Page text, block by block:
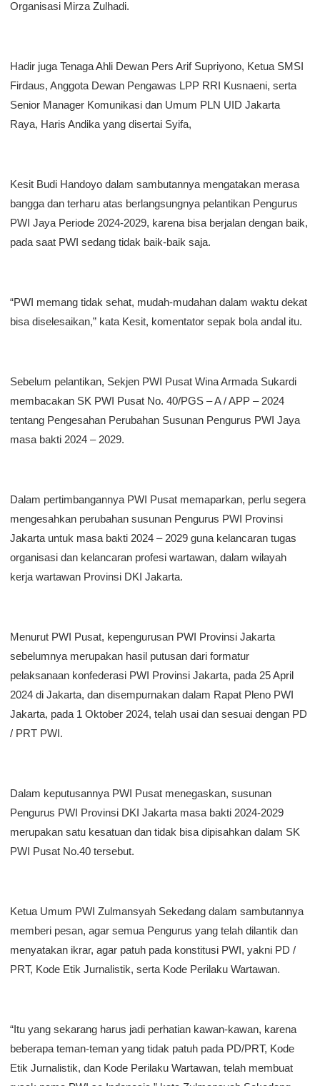
Organisasi Mirza Zulhadi.
Hadir juga Tenaga Ahli Dewan Pers Arif Supriyono, Ketua SMSI
Firdaus, Anggota Dewan Pengawas LPP RRI Kusnaeni, serta
Senior Manager Komunikasi dan Umum PLN UID Jakarta
Raya, Haris Andika yang disertai Syifa,
Kesit Budi Handoyo dalam sambutannya mengatakan merasa
bangga dan terharu atas berlangsungnya pelantikan Pengurus
PWI Jaya Periode 2024-2029, karena bisa berjalan dengan baik,
pada saat PWI sedang tidak baik-baik saja.
“PWI memang tidak sehat, mudah-mudahan dalam waktu dekat
bisa diselesaikan,” kata Kesit, komentator sepak bola andal itu.
Sebelum pelantikan, Sekjen PWI Pusat Wina Armada Sukardi
membacakan SK PWI Pusat No. 40/PGS – A / APP – 2024
tentang Pengesahan Perubahan Susunan Pengurus PWI Jaya
masa bakti 2024 – 2029.
Dalam pertimbangannya PWI Pusat memaparkan, perlu segera
mengesahkan perubahan susunan Pengurus PWI Provinsi
Jakarta untuk masa bakti 2024 – 2029 guna kelancaran tugas
organisasi dan kelancaran profesi wartawan, dalam wilayah
kerja wartawan Provinsi DKI Jakarta.
Menurut PWI Pusat, kepengurusan PWI Provinsi Jakarta
sebelumnya merupakan hasil putusan dari formatur
pelaksanaan konfederasi PWI Provinsi Jakarta, pada 25 April
2024 di Jakarta, dan disempurnakan dalam Rapat Pleno PWI
Jakarta, pada 1 Oktober 2024, telah usai dan sesuai dengan PD
/ PRT PWI.
Dalam keputusannya PWI Pusat menegaskan, susunan
Pengurus PWI Provinsi DKI Jakarta masa bakti 2024-2029
merupakan satu kesatuan dan tidak bisa dipisahkan dalam SK
PWI Pusat No.40 tersebut.
Ketua Umum PWI Zulmansyah Sekedang dalam sambutannya
memberi pesan, agar semua Pengurus yang telah dilantik dan
menyatakan ikrar, agar patuh pada konstitusi PWI, yakni PD /
PRT, Kode Etik Jurnalistik, serta Kode Perilaku Wartawan.
“Itu yang sekarang harus jadi perhatian kawan-kawan, karena
beberapa teman-teman yang tidak patuh pada PD/PRT, Kode
Etik Jurnalistik, dan Kode Perilaku Wartawan, telah membuat